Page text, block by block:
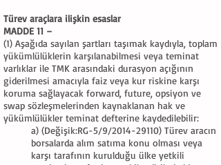
Türev araçlara ilişkin esaslar
MADDE 11 –
(1) Aşağıda sayılan şartları taşımak kaydıyla, toplam
yükümlülüklerin karşılanabilmesi veya teminat
varlıklar ile TMK arasındaki durasyon açığının
giderilmesi amacıyla faiz veya kur riskine karşı
koruma sağlayacak forward, future, opsiyon ve
swap sözleşmelerinden kaynaklanan hak ve
yükümlülükler teminat defterine kaydedilebilir:
a) (Değişik:RG-5/9/2014-29110) Türev aracın
borsalarda alım satıma konu olması veya
karşı tarafının kurulduğu ülke yetkili